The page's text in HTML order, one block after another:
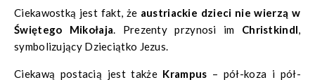
Ciekawostką jest fakt, że austriackie dzieci nie wierzą w
Świętego Mikołaja. Prezenty przynosi im Christkindl,
symbolizujący Dzieciątko Jezus.
Ciekawą postacią jest także Krampus – pół-koza i pół-